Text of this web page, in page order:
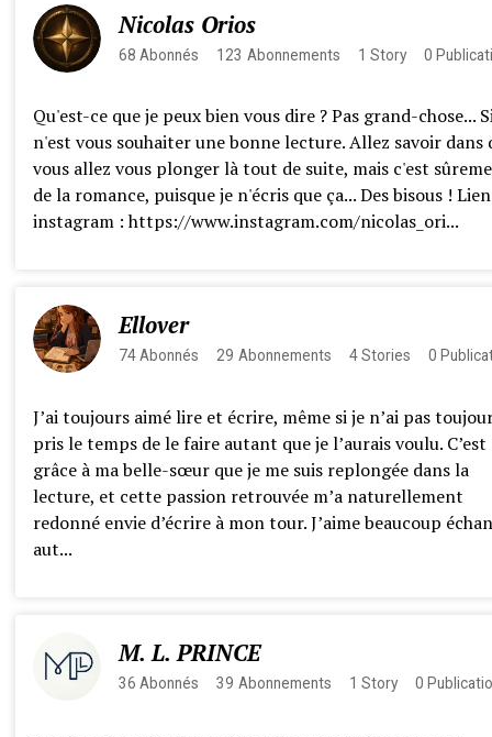
Nicolas Orios
68 Abonnés 123 Abonnements 1 Story 0
Qu'est-ce que je peux bien vous dire ? Pas grand-chose...
n'est vous souhaiter une bonne lecture. Allez savoir dans
vous allez vous plonger là tout de suite, mais c'est
de la romance, puisque je n'écris que ça... Des bisous ! Lien
instagram : https://www.instagram.com/nicolas_ori...
Ellover
74 Abonnés 29 Abonnements 4 Stories 0
J’ai toujours aimé lire et écrire, même si je n’ai pas
pris le temps de le faire autant que je l’aurais voulu. C’est
grâce à ma belle-sœur que je me suis replongée dans la
lecture, et cette passion retrouvée m’a naturellement
redonné envie d’écrire à mon tour. J’aime beaucoup
aut...
M. L. PRINCE
36 Abonnés 39 Abonnements 1 Story 0